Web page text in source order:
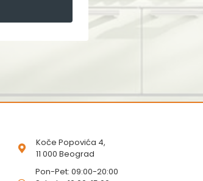
Koče Popovića 4,
11 000 Beograd
Pon-Pet: 09:00-20:00